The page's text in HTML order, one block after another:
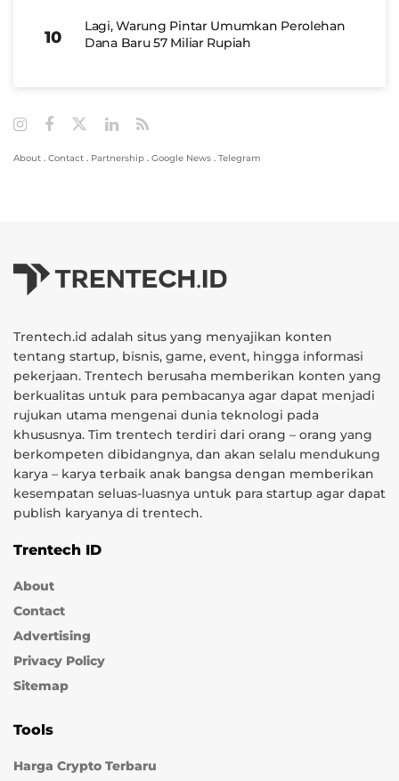
Lagi, Warung Pintar Umumkan Perolehan
Dana Baru 57 Miliar Rupiah
About . Contact . Partnership . Google News . Telegram
Trentech.id adalah situs yang menyajikan konten
tentang startup, bisnis, game, event, hingga informasi
pekerjaan. Trentech berusaha memberikan konten yang
berkualitas untuk para pembacanya agar dapat menjadi
rujukan utama mengenai dunia teknologi pada
khususnya. Tim trentech terdiri dari orang – orang yang
berkompeten dibidangnya, dan akan selalu mendukung
karya – karya terbaik anak bangsa dengan memberikan
kesempatan seluas-luasnya untuk para startup agar dapat
publish karyanya di trentech.
Trentech ID
About
Contact
Advertising
Privacy Policy
Sitemap
Tools
Harga Crypto Terbaru